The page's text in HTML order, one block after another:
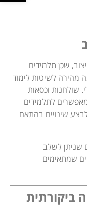
שכן תלמידים
מהירה לשיטות לימוד
שולחנות וכסאות
לתלמידים
שינויים בהתאם
שניתן לשלב
שמתאימים